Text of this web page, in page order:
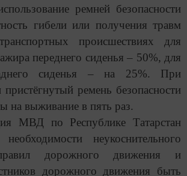
ремней безопасности
гибели или получения травм
происшествиях для
переднего сиденья – 50%, для
сиденья – на 25%. При
ремень безопасности
на выживание в пять раз.
МВД по Республике Татарстан
неукоснительного
дорожного движения и
дорожного движения быть